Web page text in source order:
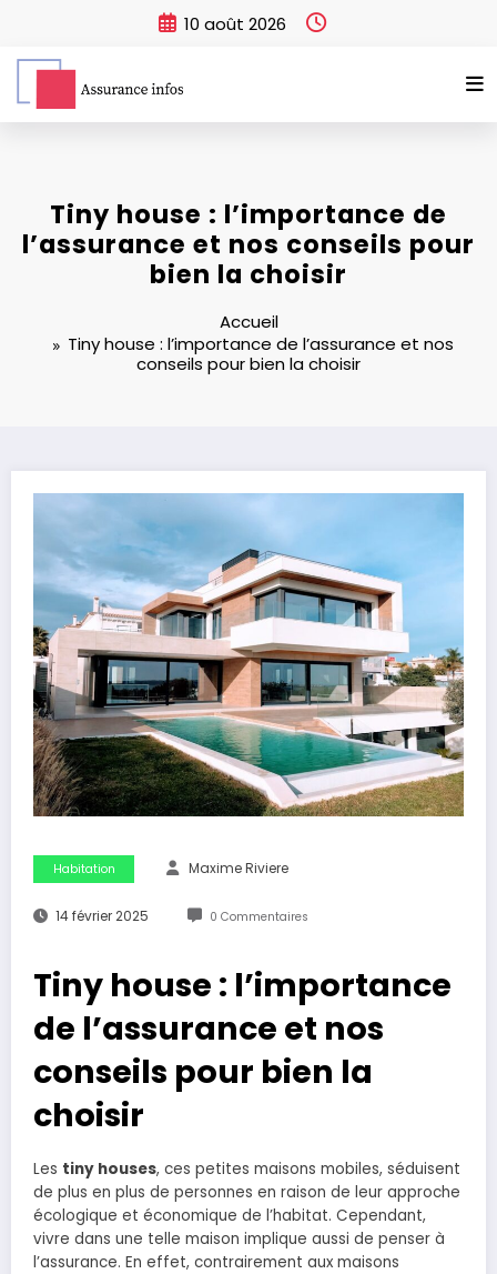
10 août 2026
Tiny house : l’importance de
l’assurance et nos conseils pour
bien la choisir
Accueil
Tiny house : l’importance de l’assurance et nos
conseils pour bien la choisir
Habitation Maxime Riviere
14 février 2025 0 Commentaires
Tiny house : l’importance
de l’assurance et nos
conseils pour bien la
choisir
Les tiny houses, ces petites maisons mobiles, séduisent
de plus en plus de personnes en raison de leur approche
écologique et économique de l’habitat. Cependant,
vivre dans une telle maison implique aussi de penser à
l’assurance. En effet, contrairement aux maisons